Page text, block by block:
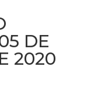
DE
2020